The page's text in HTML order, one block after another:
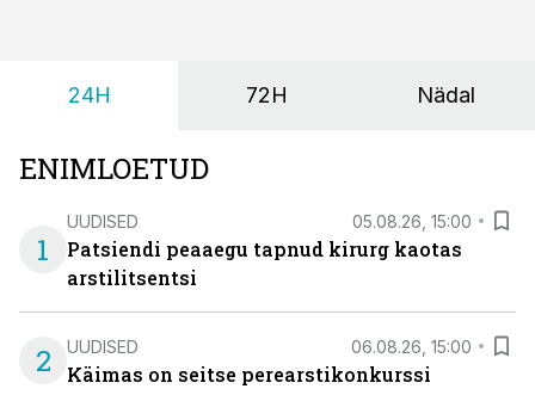
24H 72H Nädal
ENIMLOETUD
1
UUDISED 05.08.26, 15:00
Patsiendi peaaegu tapnud kirurg kaotas
arstilitsentsi
2 UUDISED 06.08.26, 15:00
Käimas on seitse perearstikonkurssi